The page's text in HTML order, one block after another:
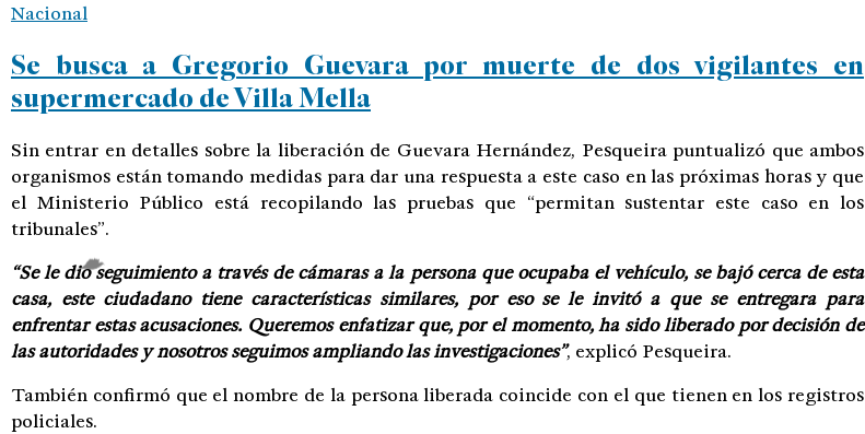
Nacional
Se busca a Gregorio Guevara por muerte de dos vigilantes en
supermercado de Villa Mella
Sin entrar en detalles sobre la liberación de Guevara Hernández, Pesqueira puntualizó que ambos
organismos están tomando medidas para dar una respuesta a este caso en las próximas horas y que
el Ministerio Público está recopilando las pruebas que “permitan sustentar este caso en los
tribunales”.
“Se le dio seguimiento a través de cámaras a la persona que ocupaba el vehículo, se bajó cerca de esta
casa, este ciudadano tiene características similares, por eso se le invitó a que se entregara para
enfrentar estas acusaciones. Queremos enfatizar que, por el momento, ha sido liberado por decisión de
las autoridades y nosotros seguimos ampliando las investigaciones”, explicó Pesqueira.
También confirmó que el nombre de la persona liberada coincide con el que tienen en los registros
policiales.